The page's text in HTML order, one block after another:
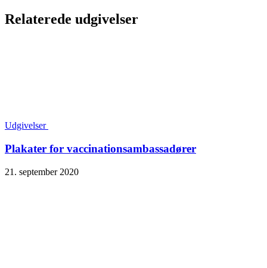
Relaterede udgivelser
Udgivelser
Plakater for vaccinationsambassadører
21. september 2020